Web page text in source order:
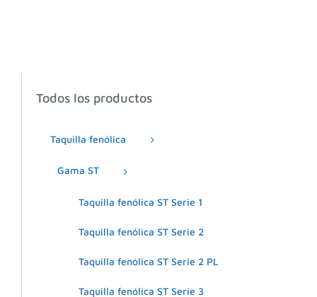
Todos los productos
Taquilla fenólica
Gama ST
Taquilla fenólica ST Serie 1
Taquilla fenólica ST Serie 2
Taquilla fenólica ST Serie 2 PL
Taquilla fenólica ST Serie 3